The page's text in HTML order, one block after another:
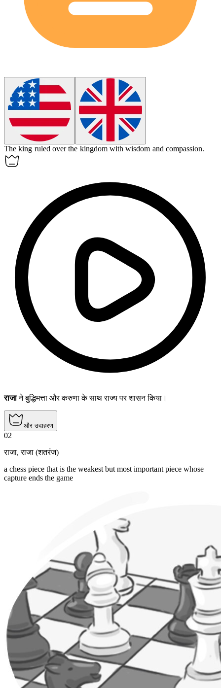
Theking ruled over the kingdom with wisdom and compassion.
राजाने बुद्धिमत्ता और करुणा के साथ राज्य पर शासन किया।
और उदाहरण
02
राजा,राजा (शतरंज)
a chess piece that is the weakest but most important piece whose
capture ends the game